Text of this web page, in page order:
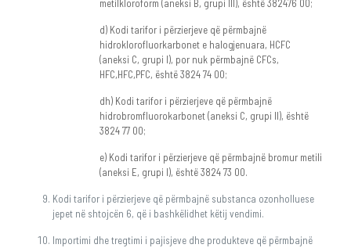
metilkloroform (aneksi B, grupi III), është 382476 00;
d) Kodi tarifor i përzierjeve që përmbajnë
hidroklorofluorkarbonet e halogjenuara, HCFC
(aneksi C, grupi I), por nuk përmbajnë CFCs,
HFC,HFC,PFC, është 3824 74 00;
dh) Kodi tarifor i përzierjeve që përmbajnë
hidrobromfluorokarbonet (aneksi C, grupi II), është
3824 77 00;
e) Kodi tarifor i përzierjeve që përmbajnë bromur metili
(aneksi E, grupi I), është 3824 73 00.
Kodi tarifor i përzierjeve që përmbajnë substanca ozonholluese
jepet në shtojcën 6, që i bashkëlidhet këtij vendimi.
Importimi dhe tregtimi i pajisjeve dhe produkteve që përmbajnë